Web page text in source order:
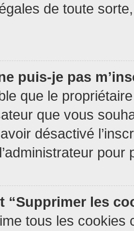
de toute
puis-je pas
que le
que vous
désactivé
“Supprimer les
tous les cookies